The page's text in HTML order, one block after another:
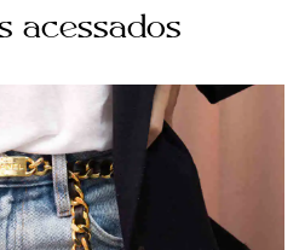
acessados